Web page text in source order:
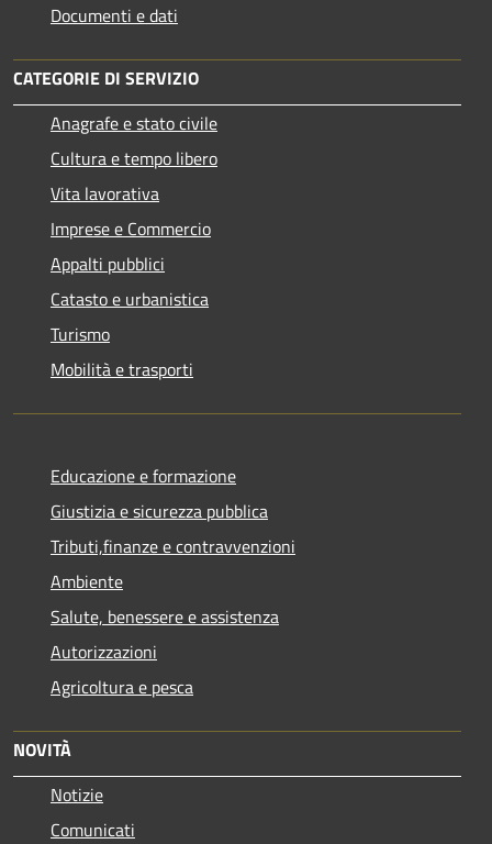
Documenti e dati
CATEGORIE DI SERVIZIO
Anagrafe e stato civile
Cultura e tempo libero
Vita lavorativa
Imprese e Commercio
Appalti pubblici
Catasto e urbanistica
Turismo
Mobilità e trasporti
Educazione e formazione
Giustizia e sicurezza pubblica
Tributi,finanze e contravvenzioni
Ambiente
Salute, benessere e assistenza
Autorizzazioni
Agricoltura e pesca
NOVITÀ
Notizie
Comunicati